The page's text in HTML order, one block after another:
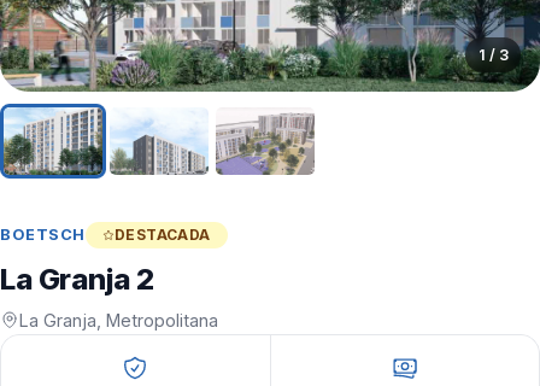
1 / 3
BOETSCH DESTACADA
La Granja 2
La Granja, Metropolitana